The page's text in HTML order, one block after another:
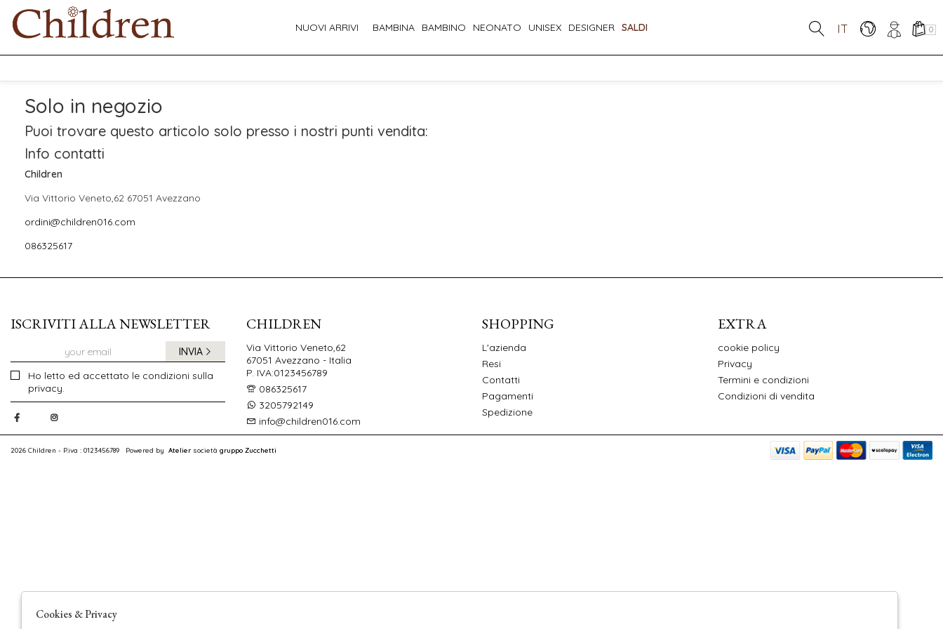
IT 0
NUOVI ARRIVI BAMBINA BAMBINO NEONATO UNISEX DESIGNER SALDI
Solo in negozio
Puoi trovare questo articolo solo presso i nostri punti vendita:
Info contatti
Children
Via Vittorio Veneto,62 67051 Avezzano
ordini@children016.com
086325617
ISCRIVITI ALLA NEWSLETTER
Ho letto ed accettato le condizioni sulla
privacy.
INVIA
CHILDREN
Via Vittorio Veneto,62
67051 Avezzano - Italia
P. IVA:0123456789
086325617
3205792149
info@children016.com
SHOPPING
L'azienda
Resi
Contatti
Pagamenti
Spedizione
EXTRA
cookie policy
Privacy
Termini e condizioni
Condizioni di vendita
2026 Children - P.iva : 0123456789 Powered by Ateliersocietà gruppo Zucchetti
Cookies & Privacy